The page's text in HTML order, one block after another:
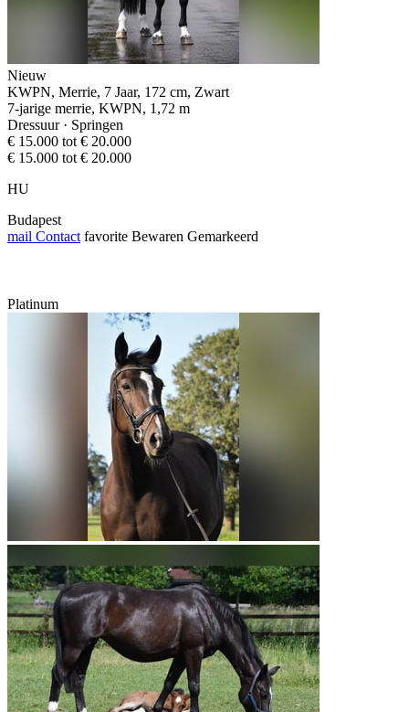
Nieuw
KWPN, Merrie, 7 Jaar, 172 cm, Zwart
7-jarige merrie, KWPN, 1,72 m
Dressuur · Springen
€ 15.000 tot € 20.000
€ 15.000 tot € 20.000
HU
Budapest
mail Contact favorite Bewaren Gemarkeerd
Platinum